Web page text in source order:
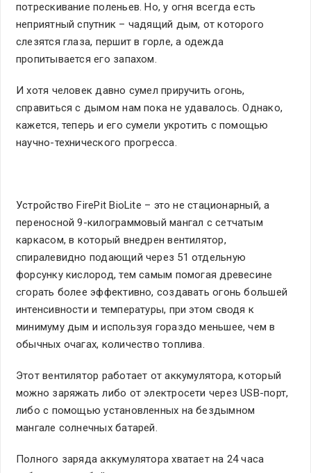
потрескивание поленьев. Но, у огня всегда есть
неприятный спутник – чадящий дым, от которого
слезятся глаза, першит в горле, а одежда
пропитывается его запахом.
И хотя человек давно сумел приручить огонь,
справиться с дымом нам пока не удавалось. Однако,
кажется, теперь и его сумели укротить с помощью
научно-технического прогресса.
Устройство FirePit BioLite – это не стационарный, а
переносной 9-килограммовый мангал с сетчатым
каркасом, в который внедрен вентилятор,
спиралевидно подающий через 51 отдельную
форсунку кислород, тем самым помогая древесине
сгорать более эффективно, создавать огонь большей
интенсивности и температуры, при этом сводя к
минимуму дым и используя гораздо меньшее, чем в
обычных очагах, количество топлива.
Этот вентилятор работает от аккумулятора, который
можно заряжать либо от электросети через USB-порт,
либо с помощью установленных на бездымном
мангале солнечных батарей.
Полного заряда аккумулятора хватает на 24 часа